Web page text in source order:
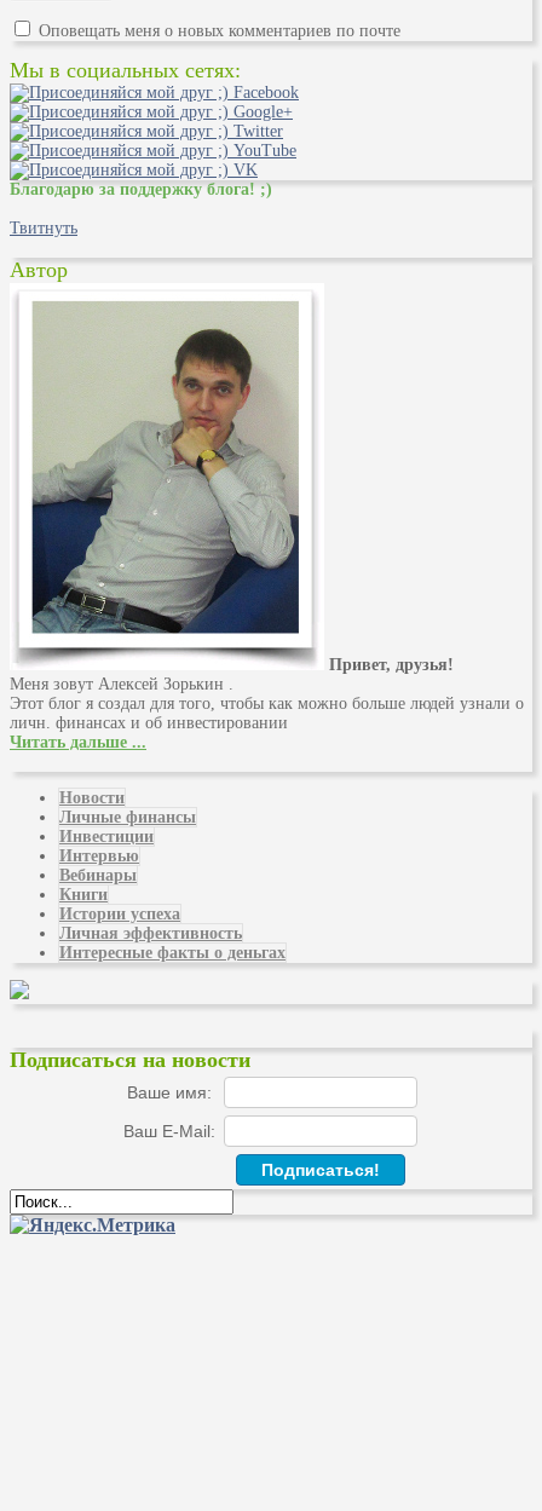
Оповещать меня о новых комментариев по почте
Мы в социальных сетях:
Благодарю за поддержку блога! ;)
Твитнуть
Автор
Привет, друзья!
Меня зовут Алексей Зорькин .
Этот блог я создал для того, чтобы как можно больше людей узнали о
личн. финансах и об инвестировании
Читать дальше ...
Новости
Личные финансы
Инвестиции
Интервью
Вебинары
Книги
Истории успеха
Личная эффективность
Интересные факты о деньгах
Подписаться на новости
Ваше имя:
Ваш E-Mail: